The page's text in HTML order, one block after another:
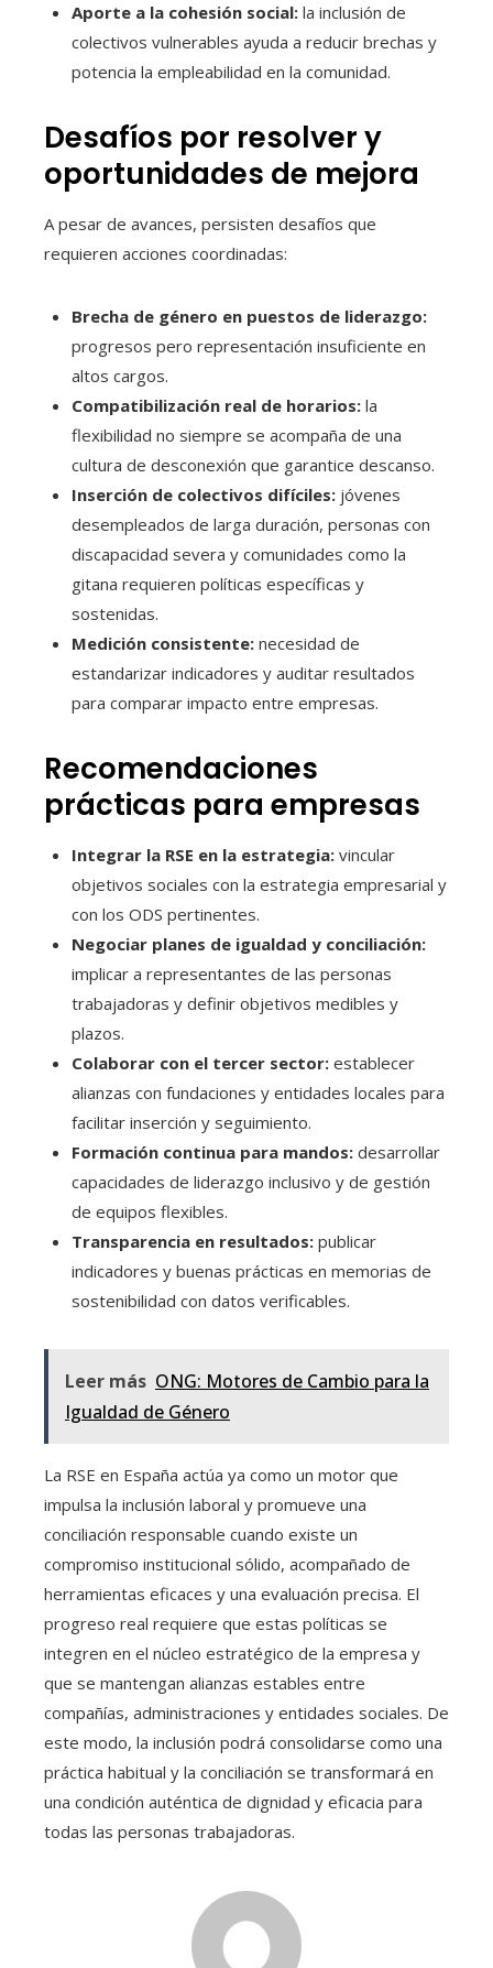
Aporte a la cohesión social: la inclusión de
colectivos vulnerables ayuda a reducir brechas y
potencia la empleabilidad en la comunidad.
Desafíos por resolver y
oportunidades de mejora
A pesar de avances, persisten desafíos que
requieren acciones coordinadas:
Brecha de género en puestos de liderazgo:
progresos pero representación insuficiente en
altos cargos.
Compatibilización real de horarios: la
flexibilidad no siempre se acompaña de una
cultura de desconexión que garantice descanso.
Inserción de colectivos difíciles: jóvenes
desempleados de larga duración, personas con
discapacidad severa y comunidades como la
gitana requieren políticas específicas y
sostenidas.
Medición consistente: necesidad de
estandarizar indicadores y auditar resultados
para comparar impacto entre empresas.
Recomendaciones
prácticas para empresas
Integrar la RSE en la estrategia: vincular
objetivos sociales con la estrategia empresarial y
con los ODS pertinentes.
Negociar planes de igualdad y conciliación:
implicar a representantes de las personas
trabajadoras y definir objetivos medibles y
plazos.
Colaborar con el tercer sector: establecer
alianzas con fundaciones y entidades locales para
facilitar inserción y seguimiento.
Formación continua para mandos: desarrollar
capacidades de liderazgo inclusivo y de gestión
de equipos flexibles.
Transparencia en resultados: publicar
indicadores y buenas prácticas en memorias de
sostenibilidad con datos verificables.
Leer más ONG: Motores de Cambio para la
Igualdad de Género
La RSE en España actúa ya como un motor que
impulsa la inclusión laboral y promueve una
conciliación responsable cuando existe un
compromiso institucional sólido, acompañado de
herramientas eficaces y una evaluación precisa. El
progreso real requiere que estas políticas se
integren en el núcleo estratégico de la empresa y
que se mantengan alianzas estables entre
compañías, administraciones y entidades sociales. De
este modo, la inclusión podrá consolidarse como una
práctica habitual y la conciliación se transformará en
una condición auténtica de dignidad y eficacia para
todas las personas trabajadoras.